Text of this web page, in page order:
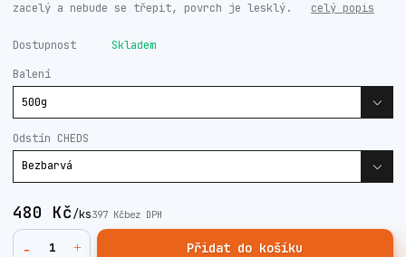
zacelý a nebude se třepit, povrch je lesklý. celý popis
Dostupnost Skladem
Balení
Odstín CHEDS
480 Kč/ks397 Kčbez DPH
Přidat do košíku